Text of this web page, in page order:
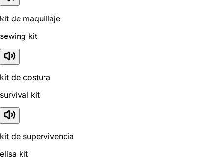
kit de maquillaje
sewing kit
kit de costura
survival kit
kit de supervivencia
elisa kit